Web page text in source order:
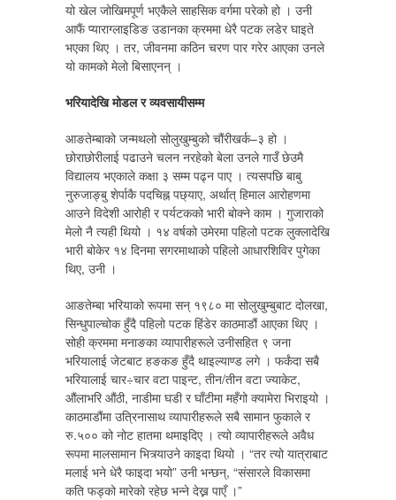
यो खेल जोखिमपूर्ण भएकैले साहसिक वर्गमा परेको हो । उनी
आफैं प्याराग्लाइडिङ उडानका क्रममा धेरै पटक लडेर घाइते
भएका थिए । तर, जीवनमा कठिन चरण पार गरेर आएका उनले
यो कामको मेलो बिसाएनन् ।
भरियादेखि मोडल र व्यवसायीसम्म
आङतेम्बाको जन्मथलो सोलुखुम्बुको चौंरीखर्क–३ हो ।
छोराछोरीलाई पढाउने चलन नरहेको बेला उनले गाउँ छेउमै
विद्यालय भएकाले कक्षा ३ सम्म पढ्न पाए । त्यसपछि बाबु
नुरुजाङ्बु शेर्पाकै पदचिह्न पछ्याए, अर्थात् हिमाल आरोहणमा
आउने विदेशी आरोही र पर्यटकको भारी बोक्ने काम । गुजाराको
मेलो नै त्यही थियो । १४ वर्षको उमेरमा पहिलो पटक लुक्लादेखि
भारी बोकेर १४ दिनमा सगरमाथाको पहिलो आधारशिविर पुगेका
थिए, उनी ।
आङतेम्बा भरियाको रूपमा सन् १९८० मा सोलुखुम्बुबाट दोलखा,
सिन्धुपाल्चोक हुँदै पहिलो पटक हिंडेर काठमाडौं आएका थिए ।
सोही क्रममा मनाङका व्यापारीहरूले उनीसहित ९ जना
भरियालाई जेटबाट हङकङ हुँदै थाइल्याण्ड लगे । फर्कंदा सबै
भरियालाई चार÷चार वटा पाइन्ट, तीन/तीन वटा ज्याकेट,
औंलाभरि औंठी, नाडीमा घडी र घाँटीमा महँगो क्यामेरा भिराइयो ।
काठमाडौंमा उत्रिनासाथ व्यापारीहरूले सबै सामान फुकाले र
रु.५०० को नोट हातमा थमाइदिए । त्यो व्यापारीहरूले अवैध
रूपमा मालसामान भित्र्याउने काइदा थियो । “तर त्यो यात्राबाट
मलाई भने धेरै फाइदा भयो” उनी भन्छन्, “संसारले विकासमा
कति फड्को मारेको रहेछ भन्ने देख्न पाएँ ।”